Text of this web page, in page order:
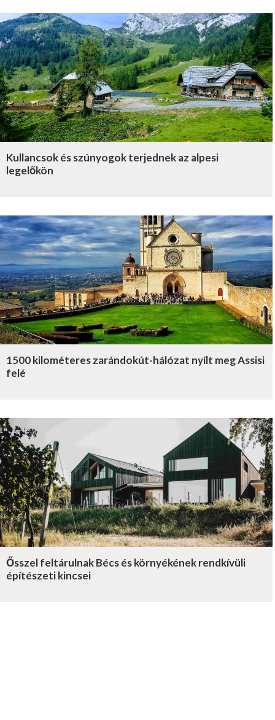
Kullancsok és szúnyogok terjednek az alpesi
legelőkön
1500 kilométeres zarándokút-hálózat nyílt meg Assisi
felé
Ősszel feltárulnak Bécs és környékének rendkívüli
építészeti kincsei